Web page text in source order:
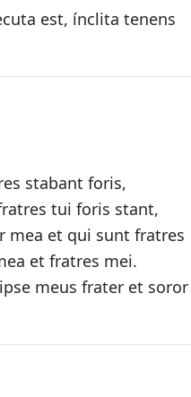
est, ínclita tenens
stabant foris,
tui foris stant,
mea et qui sunt fratres
et fratres mei.
meus frater et soror